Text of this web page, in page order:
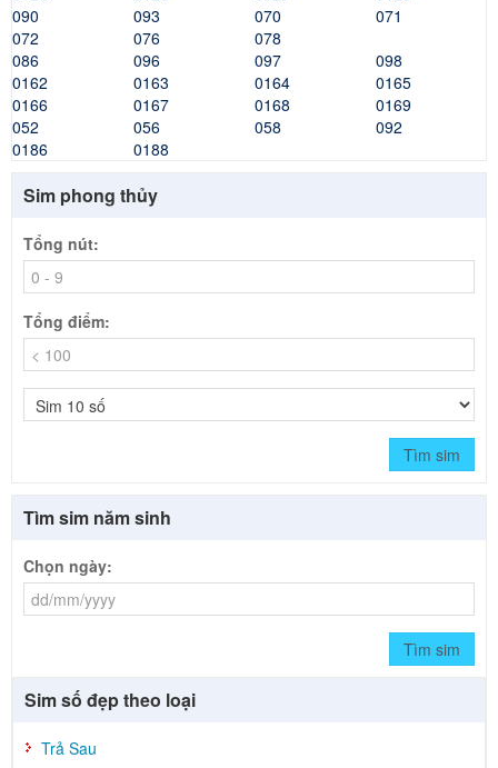
090
093 070
071
072
076
078
086
096 097
098
0162
0163 0164
0165
0166
0167 0168
0169
052
056 058
092
0186
0188
Sim phong thủy
Tổng nút:
Tổng điểm:
Tìm sim
Tìm sim năm sinh
Chọn ngày:
Tìm sim
Sim số đẹp theo loại
Trả Sau